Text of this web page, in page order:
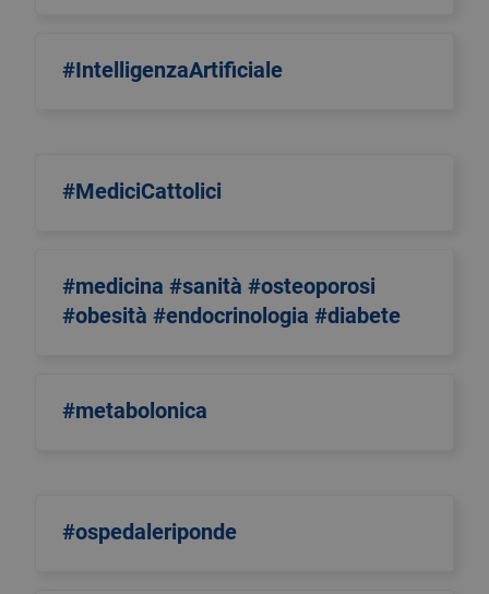
#IntelligenzaArtificiale
#MediciCattolici
#medicina #sanità #osteoporosi
#obesità #endocrinologia #diabete
#metabolonica
#ospedaleriponde